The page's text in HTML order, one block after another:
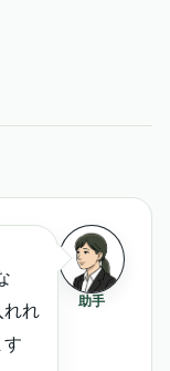
助手
れれ
す